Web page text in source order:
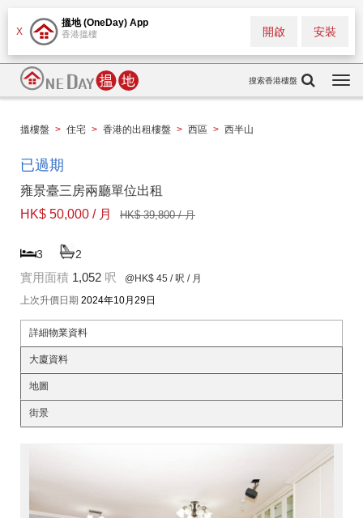
X
搵地 (OneDay) App
香港搵樓 安裝
開啟
搜索香港樓盤
搵樓盤 > 住宅 > 香港的出租樓盤 > 西區 > 西半山
已過期
雍景臺三房兩廳單位出租
HK$ 50,000 / 月
HK$ 39,800 / 月
3 2
實用面積 1,052 呎 @HK$ 45 / 呎 / 月
上次升價日期 2024年10月29日
詳細物業資料
大廈資料
地圖
街景